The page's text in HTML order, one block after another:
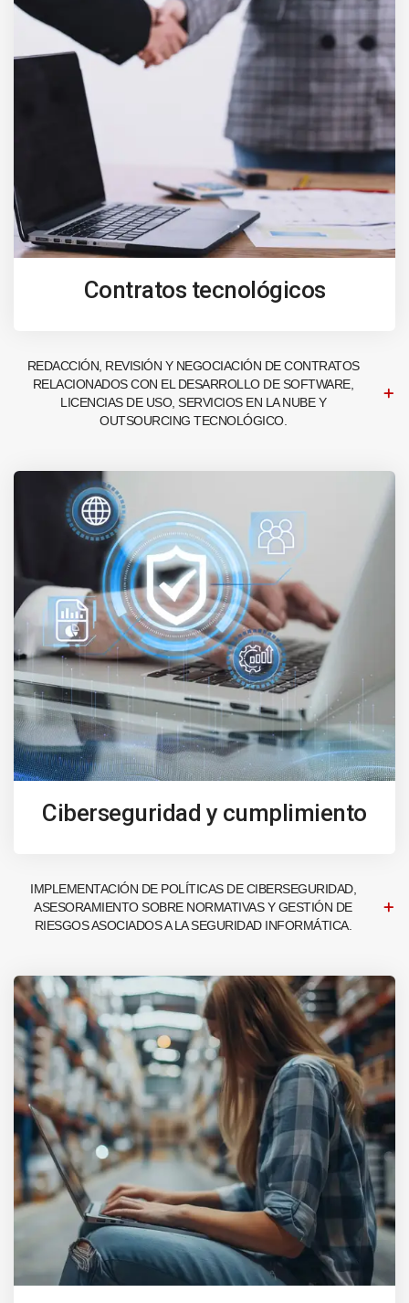
Contratos tecnológicos
REDACCIÓN, REVISIÓN Y NEGOCIACIÓN DE CONTRATOS
RELACIONADOS CON EL DESARROLLO DE SOFTWARE,
LICENCIAS DE USO, SERVICIOS EN LA NUBE Y
OUTSOURCING TECNOLÓGICO.
Ciberseguridad y cumplimiento
IMPLEMENTACIÓN DE POLÍTICAS DE CIBERSEGURIDAD,
ASESORAMIENTO SOBRE NORMATIVAS Y GESTIÓN DE
RIESGOS ASOCIADOS A LA SEGURIDAD INFORMÁTICA.